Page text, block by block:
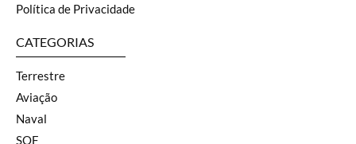
Política de Privacidade
CATEGORIAS
Terrestre
Aviação
Naval
SOF